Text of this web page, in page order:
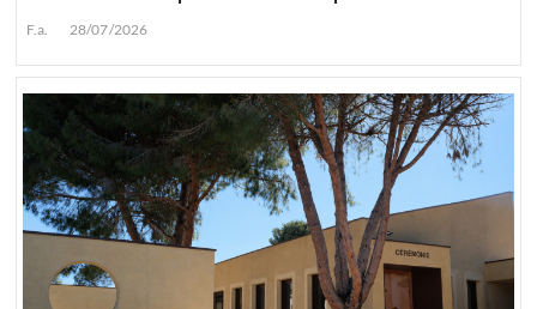
F.a. 28/07/2026